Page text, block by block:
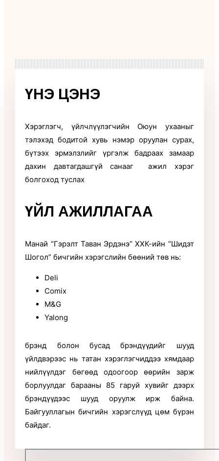
ҮНЭ ЦЭНЭ
Хэрэглэгч, үйлчлүүлэгчийн Оюун ухааныг
тэлэхэд бодитой хувь нэмэр оруулан сурах,
бүтээх эрмэлзлийг үргэлж бадраах замаар
дахин давтагдашгүй санааг ажил хэрэг
болгоход туслах
ҮЙЛ АЖИЛЛАГАА
Манай “Гэрэлт Таван Эрдэнэ” ХХК-ийн “Шидэт
Шогол” бичгийн хэрэгслийн бөөний төв нь:
Deli
Comix
M&G
Yalong
брэнд болон бусад брэндүүдийг шууд
үйлдвэрээс нь татан хэрэглэгчиддээ хямдаар
нийлүүлдэг бөгөөд одоогоор өөрийн зарж
борлуулдаг барааны 85 гаруй хувийг дээрх
брэндүүдээс шууд оруулж ирж байна.
Байгууллагын бичгийн хэрэгслүүд цөм бүрэн
байдаг.